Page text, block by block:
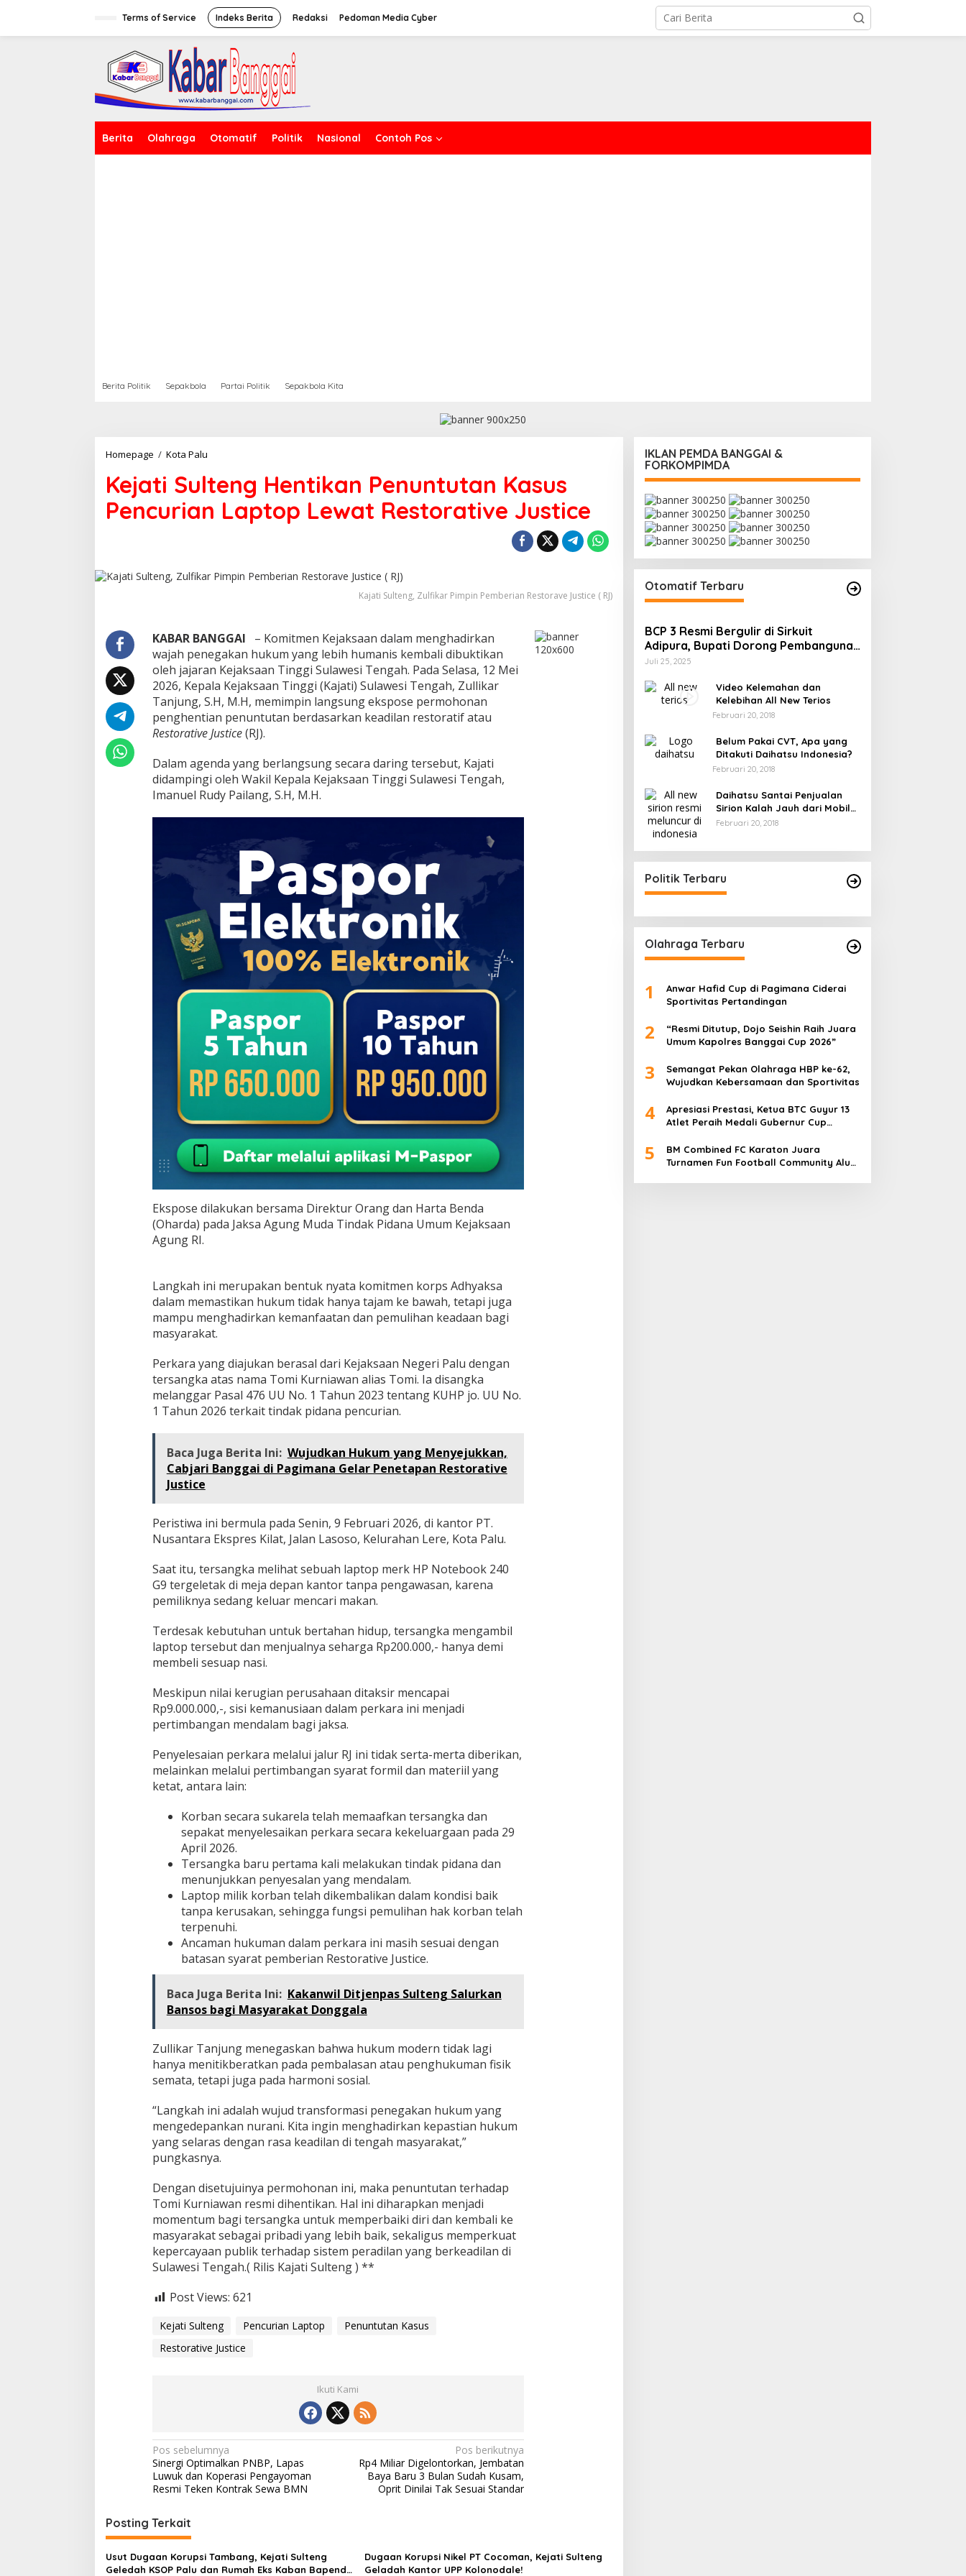
Terms of Service Indeks Berita Redaksi Pedoman Media Cyber
Berita Olahraga Otomatif Politik Nasional Contoh Pos
Berita Politik Sepakbola Partai Politik Sepakbola Kita
Homepage / Kota Palu
Hentikan
Penuntutan
Kasus
Pencurian
Justice
Kejati Sulteng Hentikan Penuntutan Kasus
Pencurian Laptop Lewat Restorative Justice
Kajati Sulteng, Zulfikar Pimpin Pemberian Restorave Justice ( RJ)
KABAR BANGGAI – Komitmen Kejaksaan dalam menghadirkan
wajah penegakan hukum yang lebih humanis kembali dibuktikan
oleh jajaran Kejaksaan Tinggi Sulawesi Tengah. Pada Selasa, 12 Mei
2026, Kepala Kejaksaan Tinggi (Kajati) Sulawesi Tengah, Zullikar
Tanjung, S.H, M.H, memimpin langsung ekspose permohonan
penghentian penuntutan berdasarkan keadilan restoratif atau
Restorative Justice(RJ).
Dalam agenda yang berlangsung secara daring tersebut, Kajati
didampingi oleh Wakil Kepala Kejaksaan Tinggi Sulawesi Tengah,
Imanuel Rudy Pailang, S.H, M.H.
Ekspose dilakukan bersama Direktur Orang dan Harta Benda
(Oharda) pada Jaksa Agung Muda Tindak Pidana Umum Kejaksaan
Agung RI.
Langkah ini merupakan bentuk nyata komitmen korps Adhyaksa
dalam memastikan hukum tidak hanya tajam ke bawah, tetapi juga
mampu menghadirkan kemanfaatan dan pemulihan keadaan bagi
masyarakat.
Perkara yang diajukan berasal dari Kejaksaan Negeri Palu dengan
tersangka atas nama Tomi Kurniawan alias Tomi. Ia disangka
melanggar Pasal 476 UU No. 1 Tahun 2023 tentang KUHP jo. UU No.
1 Tahun 2026 terkait tindak pidana pencurian.
Baca Juga Berita Ini: Wujudkan Hukum yang Menyejukkan,
Cabjari Banggai di Pagimana Gelar Penetapan Restorative
Justice
Peristiwa ini bermula pada Senin, 9 Februari 2026, di kantor PT.
Nusantara Ekspres Kilat, Jalan Lasoso, Kelurahan Lere, Kota Palu.
Saat itu, tersangka melihat sebuah laptop merk HP Notebook 240
G9 tergeletak di meja depan kantor tanpa pengawasan, karena
pemiliknya sedang keluar mencari makan.
Terdesak kebutuhan untuk bertahan hidup, tersangka mengambil
laptop tersebut dan menjualnya seharga Rp200.000,- hanya demi
membeli sesuap nasi.
Meskipun nilai kerugian perusahaan ditaksir mencapai
Rp9.000.000,-, sisi kemanusiaan dalam perkara ini menjadi
pertimbangan mendalam bagi jaksa.
Penyelesaian perkara melalui jalur RJ ini tidak serta-merta diberikan,
melainkan melalui pertimbangan syarat formil dan materiil yang
ketat, antara lain:
Korban secara sukarela telah memaafkan tersangka dan
sepakat menyelesaikan perkara secara kekeluargaan pada 29
April 2026.
Tersangka baru pertama kali melakukan tindak pidana dan
menunjukkan penyesalan yang mendalam.
Laptop milik korban telah dikembalikan dalam kondisi baik
tanpa kerusakan, sehingga fungsi pemulihan hak korban telah
terpenuhi.
Ancaman hukuman dalam perkara ini masih sesuai dengan
batasan syarat pemberian Restorative Justice.
Baca Juga Berita Ini: Kakanwil Ditjenpas Sulteng Salurkan
Bansos bagi Masyarakat Donggala
Zullikar Tanjung menegaskan bahwa hukum modern tidak lagi
hanya menitikberatkan pada pembalasan atau penghukuman fisik
semata, tetapi juga pada harmoni sosial.
“Langkah ini adalah wujud transformasi penegakan hukum yang
mengedepankan nurani. Kita ingin menghadirkan kepastian hukum
yang selaras dengan rasa keadilan di tengah masyarakat,”
pungkasnya.
Dengan disetujuinya permohonan ini, maka penuntutan terhadap
Tomi Kurniawan resmi dihentikan. Hal ini diharapkan menjadi
momentum bagi tersangka untuk memperbaiki diri dan kembali ke
masyarakat sebagai pribadi yang lebih baik, sekaligus memperkuat
kepercayaan publik terhadap sistem peradilan yang berkeadilan di
Sulawesi Tengah.( Rilis Kajati Sulteng ) **
Post Views: 621
Kejati Sulteng Pencurian Laptop
Penuntutan Kasus
Restorative Justice
Ikuti Kami
Navigasi
pos
Pos sebelumnya
Sinergi Optimalkan PNBP, Lapas
Luwuk dan Koperasi Pengayoman
Resmi Teken Kontrak Sewa BMN
Pos berikutnya
Rp4 Miliar Digelontorkan, Jembatan
Baya Baru 3 Bulan Sudah Kusam,
Oprit Dinilai Tak Sesuai Standar
Posting Terkait
Usut Dugaan Korupsi Tambang, Kejati Sulteng
Geledah KSOP Palu dan Rumah Eks Kaban Bapenda
Dugaan Korupsi Nikel PT Cocoman, Kejati Sulteng
Geladah Kantor UPP Kolonodale!
IKLAN PEMDA BANGGAI &
FORKOMPIMDA
Otomatif Terbaru
BCP 3 Resmi Bergulir di Sirkuit
Adipura, Bupati Dorong Pembangunan
Sirkuit Permanen
Juli 25, 2025
Video Kelemahan dan
Kelebihan All New Terios
Februari 20, 2018
Belum Pakai CVT, Apa yang
Ditakuti Daihatsu Indonesia?
Februari 20, 2018
Daihatsu Santai Penjualan
Sirion Kalah Jauh dari Mobil
LCGC
Februari 20, 2018
Politik Terbaru
Olahraga Terbaru
1
Anwar Hafid Cup di Pagimana Ciderai
Sportivitas Pertandingan
2
“Resmi Ditutup, Dojo Seishin Raih Juara
Umum Kapolres Banggai Cup 2026”
3
Semangat Pekan Olahraga HBP ke-62,
Wujudkan Kebersamaan dan Sportivitas
4
Apresiasi Prestasi, Ketua BTC Guyur 13
Atlet Peraih Medali Gubernur Cup
5
BM Combined FC Karaton Juara
Turnamen Fun Football Community Alun-